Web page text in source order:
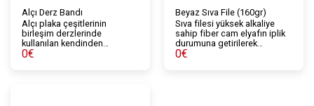
Alçı Derz Bandı
Alçı plaka çeşitlerinin
birleşim derzlerinde
kullanılan kendinden
yapışkanlı fie derz bandıdır.
0€
Beyaz Sıva File (160gr)
Sıva filesi yüksek alkaliye
sahip fiber cam elyafın iplik
durumuna getirilerek
ardından dokunması ve
0€